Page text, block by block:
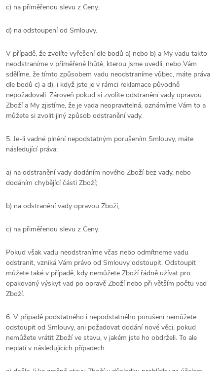
c) na přiměřenou slevu z Ceny;
d) na odstoupení od Smlouvy.
V případě, že zvolíte vyřešení dle bodů a) nebo b) a My vadu takto
neodstraníme v přiměřené lhůtě, kterou jsme uvedli, nebo Vám
sdělíme, že tímto způsobem vadu neodstraníme vůbec, máte práva
dle bodů c) a d), i když jste je v rámci reklamace původně
nepožadovali. Zároveň pokud si zvolíte odstranění vady opravou
Zboží a My zjistíme, že je vada neopravitelná, oznámíme Vám to a
můžete si zvolit jiný způsob odstranění vady.
5. Je-li vadné plnění nepodstatným porušením Smlouvy, máte
následující práva:
a) na odstranění vady dodáním nového Zboží bez vady, nebo
dodáním chybějící části Zboží;
b) na odstranění vady opravou Zboží;
c) na přiměřenou slevu z Ceny.
Pokud však vadu neodstraníme včas nebo odmítneme vadu
odstranit, vzniká Vám právo od Smlouvy odstoupit. Odstoupit
můžete také v případě, kdy nemůžete Zboží řádně užívat pro
opakovaný výskyt vad po opravě Zboží nebo při větším počtu vad
Zboží.
6. V případě podstatného i nepodstatného porušení nemůžete
odstoupit od Smlouvy, ani požadovat dodání nové věci, pokud
nemůžete vrátit Zboží ve stavu, v jakém jste ho obdrželi. To ale
neplatí v následujících případech: